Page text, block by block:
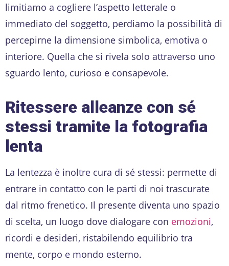
limitiamo a cogliere l’aspetto letterale o
immediato del soggetto, perdiamo la possibilità di
percepirne la dimensione simbolica, emotiva o
interiore. Quella che si rivela solo attraverso uno
sguardo lento, curioso e consapevole.
Ritessere alleanze con sé
stessi tramite la fotografia
lenta
La lentezza è inoltre cura di sé stessi: permette di
entrare in contatto con le parti di noi trascurate
dal ritmo frenetico. Il presente diventa uno spazio
di scelta, un luogo dove dialogare con emozioni,
ricordi e desideri, ristabilendo equilibrio tra
mente, corpo e mondo esterno.